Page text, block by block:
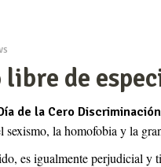
de
de la Cero Discriminación
sexismo, la homofobia y la
es igualmente perjudicial y